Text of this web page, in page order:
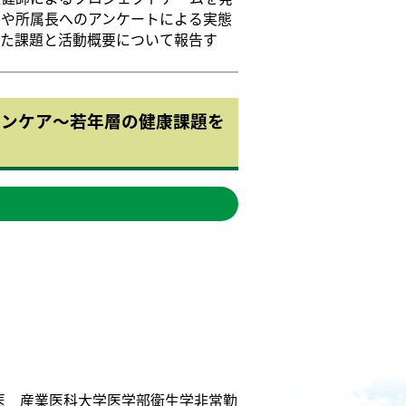
所属長へのアンケートによる実態
課題と活動概要について報告す
ケア～若年層の健康課題を
業医科大学医学部衛生学非常勤